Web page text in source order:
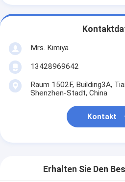
Mrs. Kimiya
13428969642
Raum 1502F, Building3A,
Shenzhen-Stadt, China
Kontakt
Erhalten Sie Den